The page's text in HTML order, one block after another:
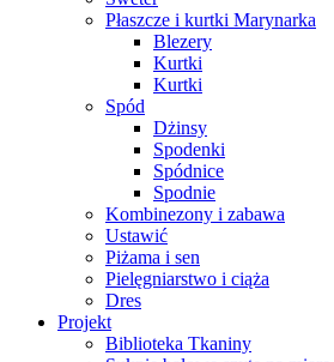
Płaszcze i kurtki Marynarka
Blezery
Kurtki
Kurtki
Spód
Dżinsy
Spodenki
Spódnice
Spodnie
Kombinezony i zabawa
Ustawić
Piżama i sen
Pielęgniarstwo i ciąża
Dres
Projekt
Biblioteka Tkaniny